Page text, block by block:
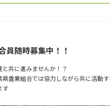
員随時募集中！！
と共に進みませんか！？
県畳業組合では協力しながら共に活動
す